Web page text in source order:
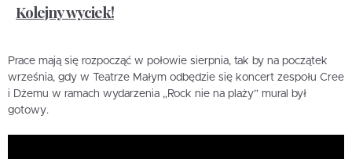
Kolejny wyciek!
Prace mają się rozpocząć w połowie sierpnia, tak by na początek
września, gdy w Teatrze Małym odbędzie się koncert zespołu Cree
i Dżemu w ramach wydarzenia „Rock nie na plaży” mural był
gotowy.